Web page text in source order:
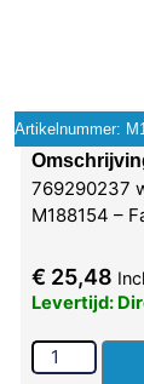
Artikelnummer:
769290237
M188154 –
€ 25,48
Levertijd: